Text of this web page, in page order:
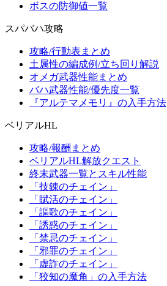
ボスの防御値一覧
スパバハ攻略
攻略/行動表まとめ
土属性の編成例/立ち回り解説
オメガ武器性能まとめ
バハ武器性能/優先度一覧
『アルテマメモリ』の入手方法
ベリアルHL
攻略/報酬まとめ
ベリアルHL解放クエスト
終末武器一覧とスキル性能
「技錬のチェイン」
「賦活のチェイン」
「謳歌のチェイン」
「誘惑のチェイン」
「禁忌のチェイン」
「邪罪のチェイン」
「虚詐のチェイン」
「狡知の魔角」の入手方法